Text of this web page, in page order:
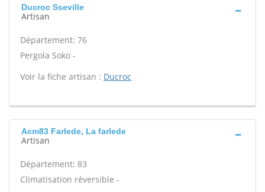
Ducroc Sseville
Artisan
Département: 76
Pergola Soko -
Voir la fiche artisan : Ducroc
Acm83 Farlede, La farlede
Artisan
Département: 83
Climatisation réversible -